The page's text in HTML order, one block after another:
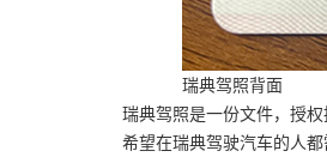
瑞典驾照背面
瑞典驾照是一份文件，授
希望在瑞典驾驶汽车的人